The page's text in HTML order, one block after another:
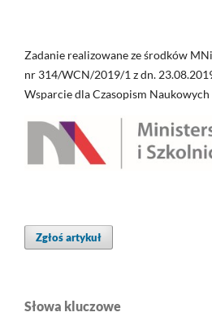
Zadanie realizowane ze środków
nr 314/WCN/2019/1 z dn.
Wsparcie dla Czasopism Naukowych
Zgłoś artykuł
Słowa kluczowe